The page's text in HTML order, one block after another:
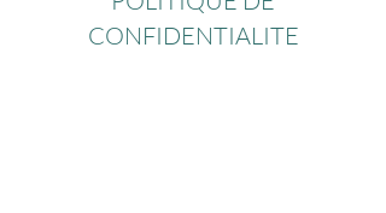
CONFIDENTIALITE